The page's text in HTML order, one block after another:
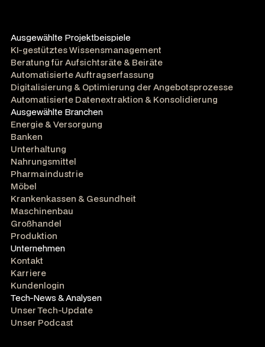
Ausgewählte Projektbeispiele
KI-gestütztes Wissensmanagement
Beratung für Aufsichtsräte & Beiräte
Automatisierte Auftragserfassung
Digitalisierung & Optimierung der Angebotsprozesse
Automatisierte Datenextraktion & Konsolidierung
Ausgewählte Branchen
Energie & Versorgung
Banken
Unterhaltung
Nahrungsmittel
Pharmaindustrie
Möbel
Krankenkassen & Gesundheit
Maschinenbau
Großhandel
Produktion
Unternehmen
Kontakt
Karriere
Kundenlogin
Tech-News & Analysen
Unser Tech-Update
Unser Podcast